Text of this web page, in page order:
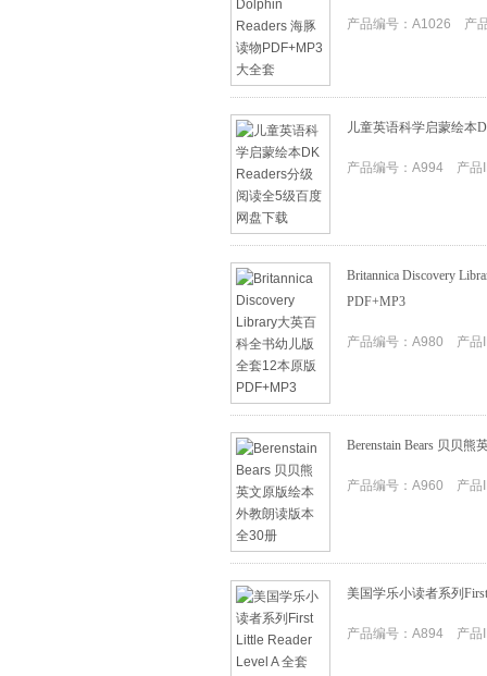
产品编号：A1026 产
儿童英语科学启蒙绘本
产品编号：A994 产品
Britannica Discovery
PDF+MP3
产品编号：A980 产品
Berenstain Bears 贝贝
产品编号：A960 产品
美国学乐小读者系列
产品编号：A894 产品